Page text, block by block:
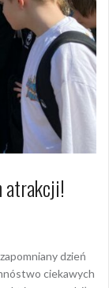
atrakcji!
dzień
ciekawych
które sprawdziły
gdzie
swoich sił w